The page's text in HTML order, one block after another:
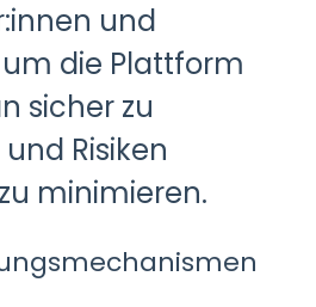
und
die Plattform
sicher zu
Risiken
minimieren.